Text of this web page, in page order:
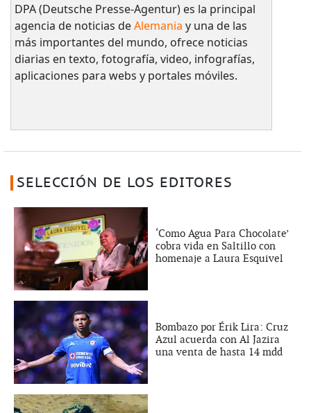
DPA (Deutsche Presse-Agentur) es la principal
agencia de noticias deAlemania y una de las
más importantes del mundo, ofrece noticias
diarias en texto, fotografía, video, infografías,
aplicaciones para webs y portales móviles.
SELECCIÓN DE LOS EDITORES
‘Como Agua Para Chocolate’
cobra vida en Saltillo con
homenaje a Laura Esquivel
Bombazo por Érik Lira: Cruz
Azul acuerda con Al Jazira
una venta de hasta 14 mdd